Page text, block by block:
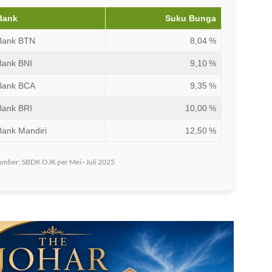
Suku Bunga
BTN 8,04 %
BNI 9,10 %
BCA 9,35 %
BRI 10,00 %
Mandiri 12,50 %
SBDK OJK per Mei–Juli 2025